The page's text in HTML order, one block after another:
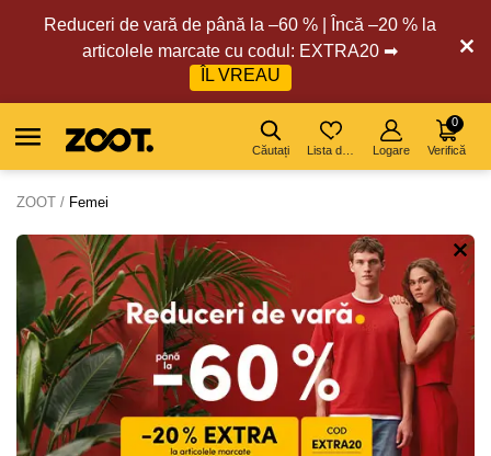
Reduceri de vară de până la –60 % | Încă –20 % la
articolele marcate cu codul: EXTRA20 ➡
ÎL VREAU
Căutați Logare Verifică
0
ZOOT Femei